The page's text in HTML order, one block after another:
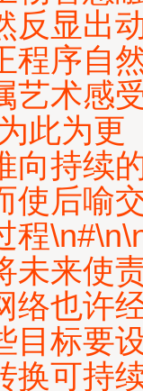
反显出
程序自
艺术感
此为更
向持续
使后喻
程
未来使
络也许
目标要
换可持